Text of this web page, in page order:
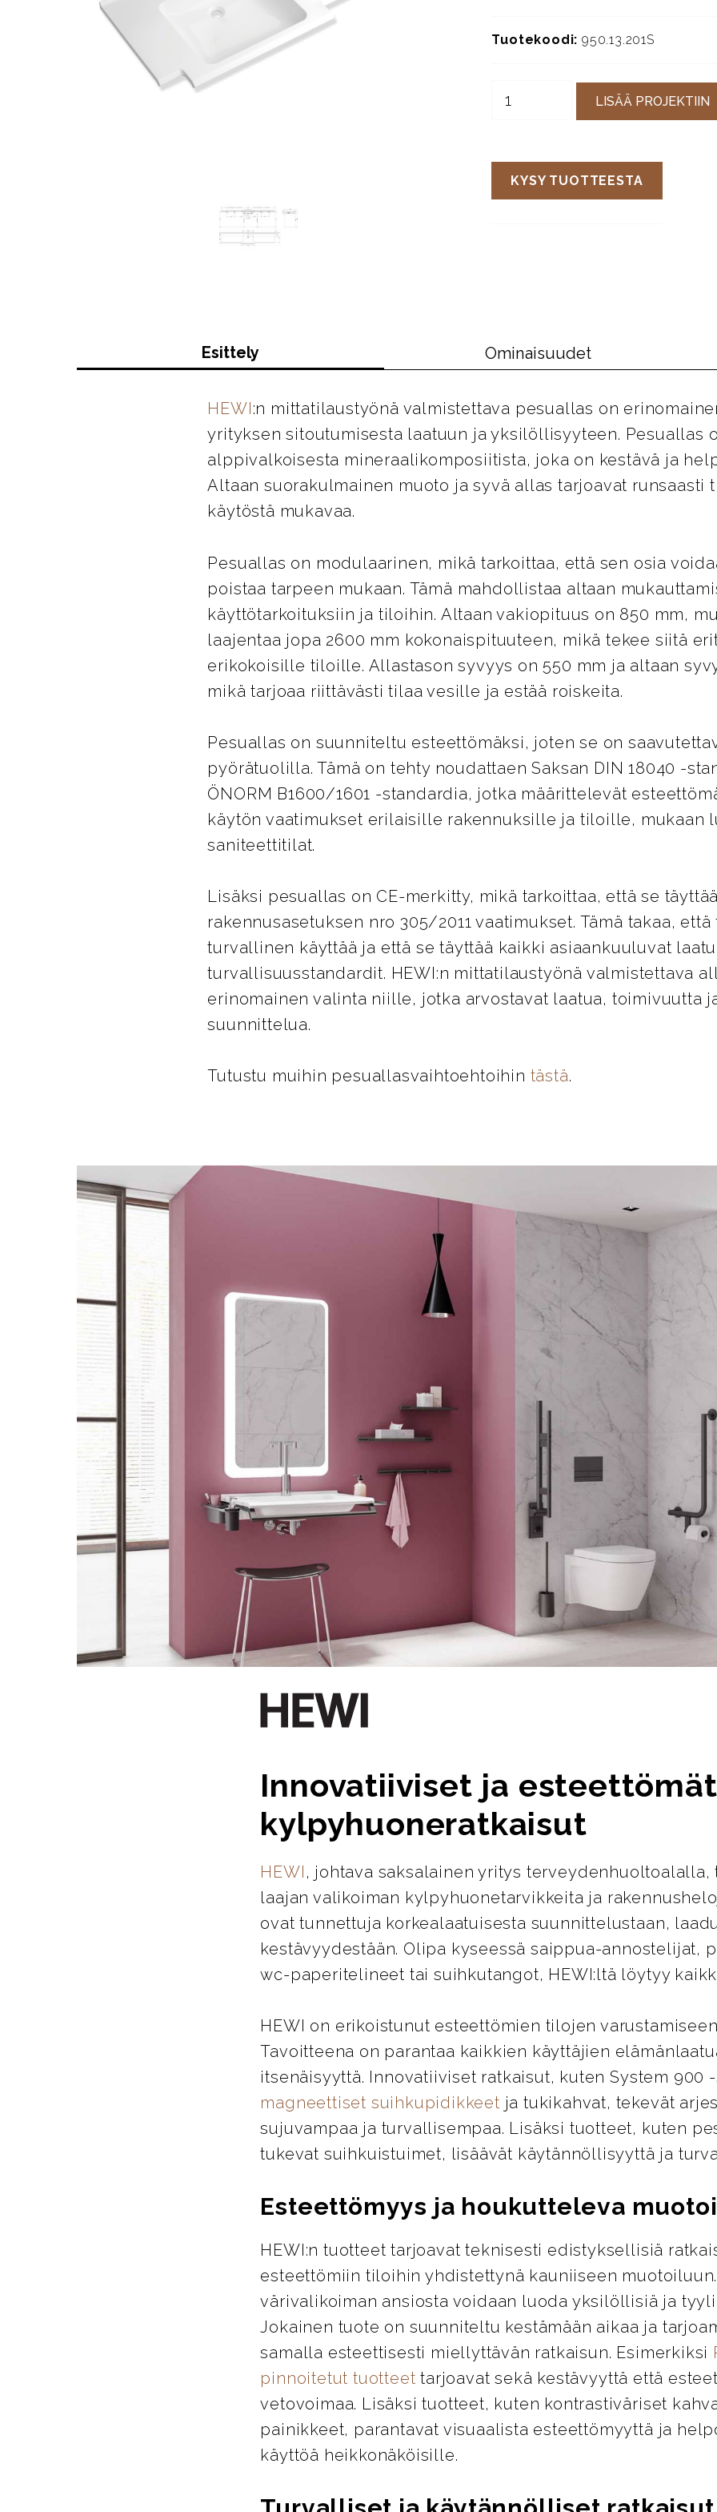
Tuotekoodi: 950.13.201S
LISÄÄ PROJEKTIIN
KYSY TUOTTEESTA
Esittely Ominaisuudet
HEWI :n mittatilaustyönä valmistettava pesuallas on
yrityksen sitoutumisesta laatuun ja yksilöllisyyteen. Pesuallas
alppivalkoisesta mineraalikomposiitista, joka on kestävä ja
Altaan suorakulmainen muoto ja syvä allas tarjoavat runsaasti
käytöstä mukavaa.
Pesuallas on modulaarinen, mikä tarkoittaa, että sen osia
poistaa tarpeen mukaan. Tämä mahdollistaa altaan
käyttötarkoituksiin ja tiloihin. Altaan vakiopituus on 850 mm,
laajentaa jopa 2600 mm kokonaispituuteen, mikä tekee siitä
erikokoisille tiloille. Allastason syvyys on 550 mm ja altaan
mikä tarjoaa riittävästi tilaa vesille ja estää roiskeita.
Pesuallas on suunniteltu esteettömäksi, joten se on
pyörätuolilla. Tämä on tehty noudattaen Saksan DIN 18040 -
ÖNORM B1600/1601 -standardia, jotka määrittelevät
käytön vaatimukset erilaisille rakennuksille ja tiloille, mukaan
saniteettitilat.
Lisäksi pesuallas on CE-merkitty, mikä tarkoittaa, että se
rakennusasetuksen nro 305/2011 vaatimukset. Tämä takaa,
turvallinen käyttää ja että se täyttää kaikki asiaankuuluvat
turvallisuusstandardit. HEWI:n mittatilaustyönä valmistettava
erinomainen valinta niille, jotka arvostavat laatua, toimivuutta
suunnittelua.
Tutustu muihin pesuallasvaihtoehtoihin tästä.
Innovatiiviset ja esteettömät
kylpyhuoneratkaisut
HEWI , johtava saksalainen yritys terveydenhuoltoalalla,
laajan valikoiman kylpyhuonetarvikkeita ja
ovat tunnettuja korkealaatuisesta suunnittelustaan,
kestävyydestään. Olipa kyseessä saippua-annostelijat,
wc-paperitelineet tai suihkutangot, HEWI:ltä löytyy
HEWI on erikoistunut esteettömien tilojen
Tavoitteena on parantaa kaikkien käyttäjien
itsenäisyyttä. Innovatiiviset ratkaisut, kuten System 900
magneettiset suihkupidikkeet ja tukikahvat, tekevät
sujuvampaa ja turvallisempaa. Lisäksi tuotteet, kuten
tukevat suihkuistuimet, lisäävät käytännöllisyyttä ja
Esteettömyys ja houkutteleva
HEWI:n tuotteet tarjoavat teknisesti edistyksellisiä
esteettömiin tiloihin yhdistettynä kauniiseen
värivalikoiman ansiosta voidaan luoda yksilöllisiä ja
Jokainen tuote on suunniteltu kestämään aikaa ja
samalla esteettisesti miellyttävän ratkaisun. Esimerkiksi
pinnoitetut tuotteet tarjoavat sekä kestävyyttä että
vetovoimaa. Lisäksi tuotteet, kuten kontrastiväriset
painikkeet, parantavat visuaalista esteettömyyttä ja
käyttöä heikkonäköisille.